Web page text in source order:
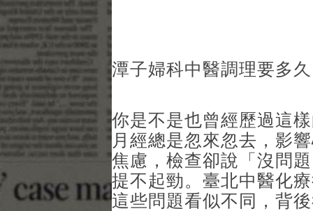
潭子婦科中醫調理要多久
你是不是也曾經歷過這
月經總是忽來忽去，影
焦慮，檢查卻說「沒問
提不起勁。臺北中醫化
這些問題看似不同，背